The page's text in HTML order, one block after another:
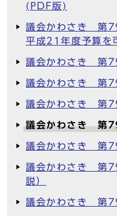
(PDF版)
議会かわさき 第
平成21年度予算を
議会かわさき 第
議会かわさき 第
議会かわさき 第
議会かわさき 第
議会かわさき 第
議会かわさき 第
説）
議会かわさき 第